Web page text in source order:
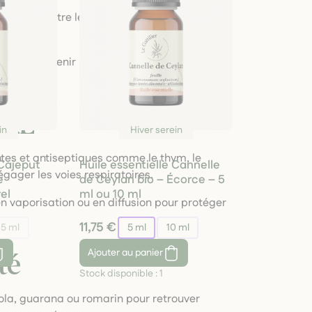
combattre les infections dès les premiers
pour soutenir les défenses naturelles et
et antiseptiques comme le thym, le
les voies respiratoires.
vaporisation ou en diffusion pour protéger
guarana ou romarin pour retrouver
5 ml
Hiver serein
Huile essentielle Cannelle
de Ceylan bio – Écorce – 5
ml ou 10 ml
11,75 € 5 ml
10 ml
Ajouter
au panier
Stock disponible :1